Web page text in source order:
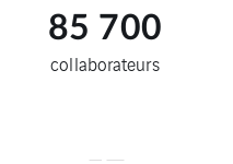
85 700
collaborateurs